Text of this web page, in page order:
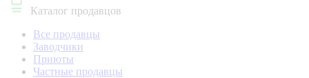
Каталог продавцов
Все продавцы
Заводчики
Приюты
Частные продавцы